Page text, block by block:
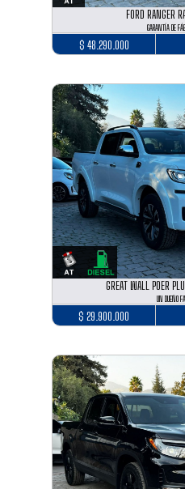
FORD RANGER
GARANTÍA DE
$ 48.290.000
GREAT WALL POER
UN DUEÑO
$ 29.900.000